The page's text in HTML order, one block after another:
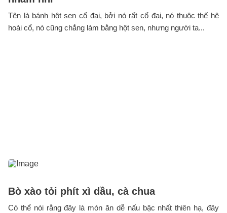
Tên là bánh hột sen cổ đại, bởi nó rất cổ đại, nó thuộc thế hệ
hoài cổ, nó cũng chẳng làm bằng hột sen, nhưng người ta...
Bò xào tỏi phít xì dầu, cà chua
Có thể nói rằng đây là món ăn dễ nấu bậc nhất thiên hạ, đây